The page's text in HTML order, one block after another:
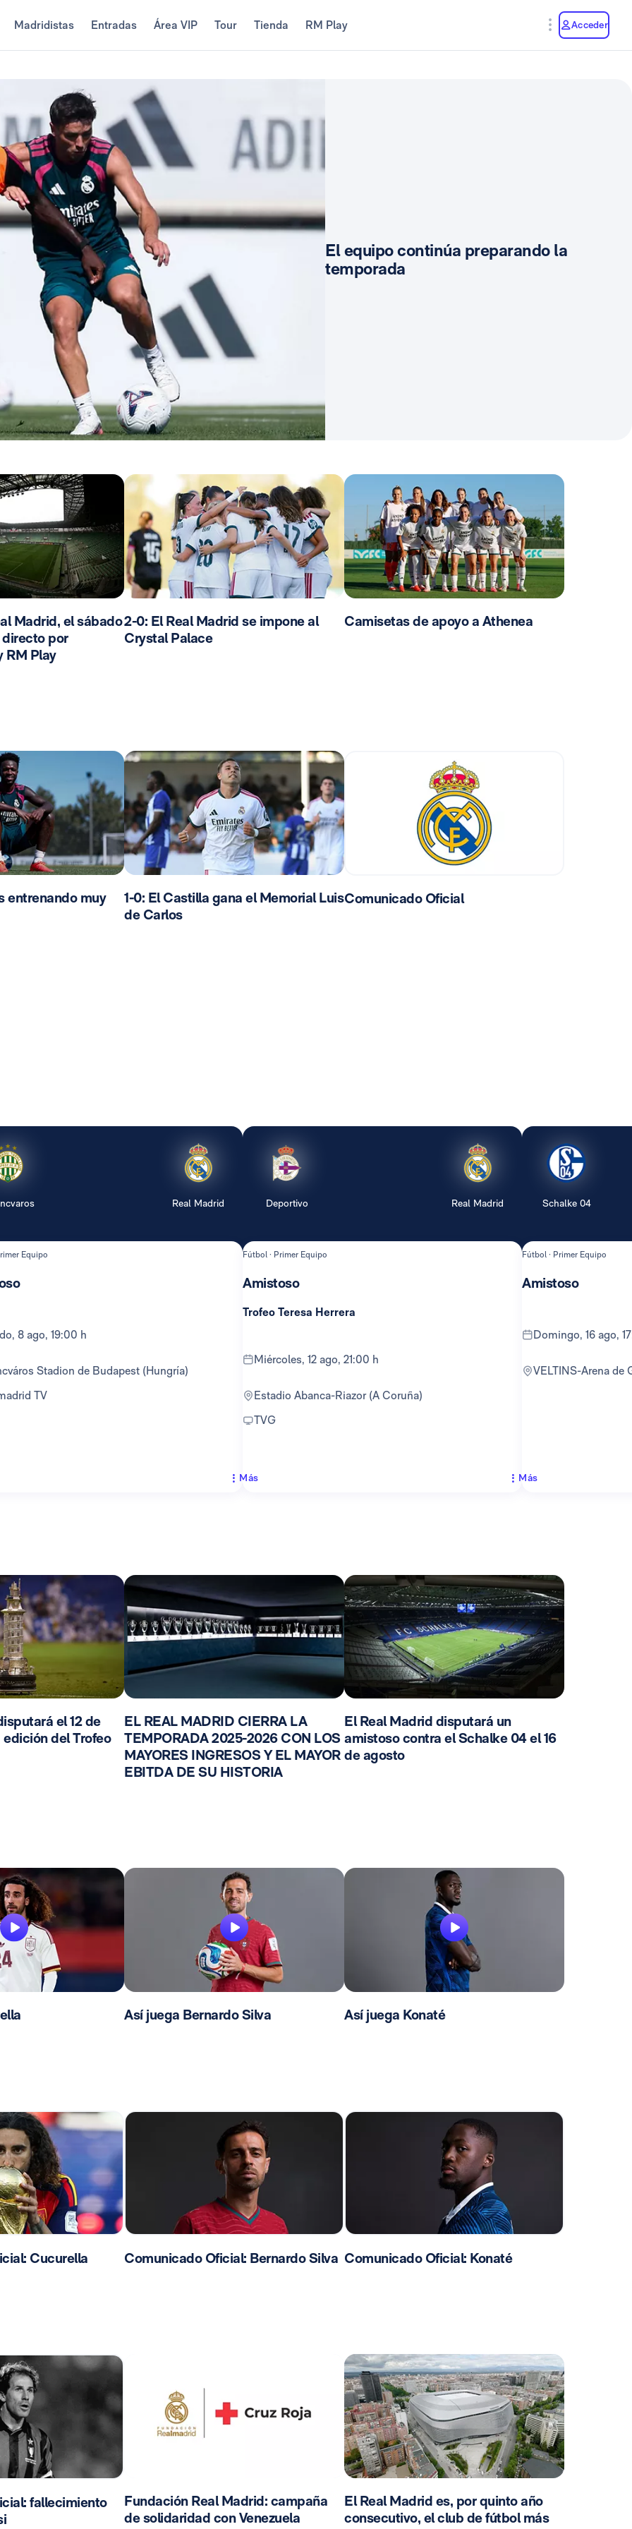
Madridistas Entradas Área VIP Tour Tienda RM Play Acceder
El equipo continúa preparando la
temporada
Madrid, el sábado
directo por
RM Play
2-0: El Real Madrid se impone al
Crystal Palace
Camisetas de apoyo a Athenea
entrenando muy
1-0: El Castilla gana el Memorial Luis
de Carlos
Comunicado Oficial
Real Madrid
Equipo
8 ago, 19:00 h
Stadion de Budapest (Hungría)
TV
Deportivo Real Madrid
Fútbol · Primer Equipo
Amistoso
Trofeo Teresa Herrera
miércoles, 12 ago, 21:00 h
Estadio Abanca-Riazor (A Coruña)
TVG
Más
Schalke 04
Fútbol · Primer Equipo
Amistoso
domingo, 16 ago,
VELTINS-Arena
Más
el 12 de
del Trofeo
EL REAL MADRID CIERRA LA
TEMPORADA 2025-2026 CON LOS
MAYORES INGRESOS Y EL MAYOR
EBITDA DE SU HISTORIA
El Real Madrid disputará un
amistoso contra el Schalke 04 el 16
de agosto
Así juega Bernardo Silva Así juega Konaté
Cucurella Comunicado Oficial: Bernardo Silva Comunicado Oficial: Konaté
fallecimiento
Fundación Real Madrid: campaña
de solidaridad con Venezuela
El Real Madrid es, por quinto año
consecutivo, el club de fútbol más